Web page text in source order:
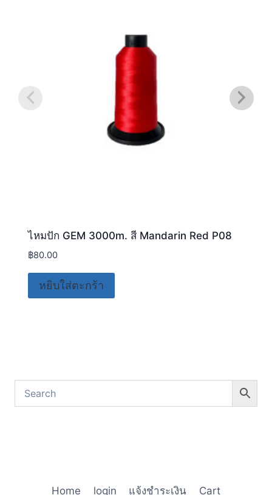
ไหมปัก GEM 3000m. สี Mandarin Red P08
฿80.00
หยิบใส่ตะกร้า
Home login แจ้งชำระเงิน Cart